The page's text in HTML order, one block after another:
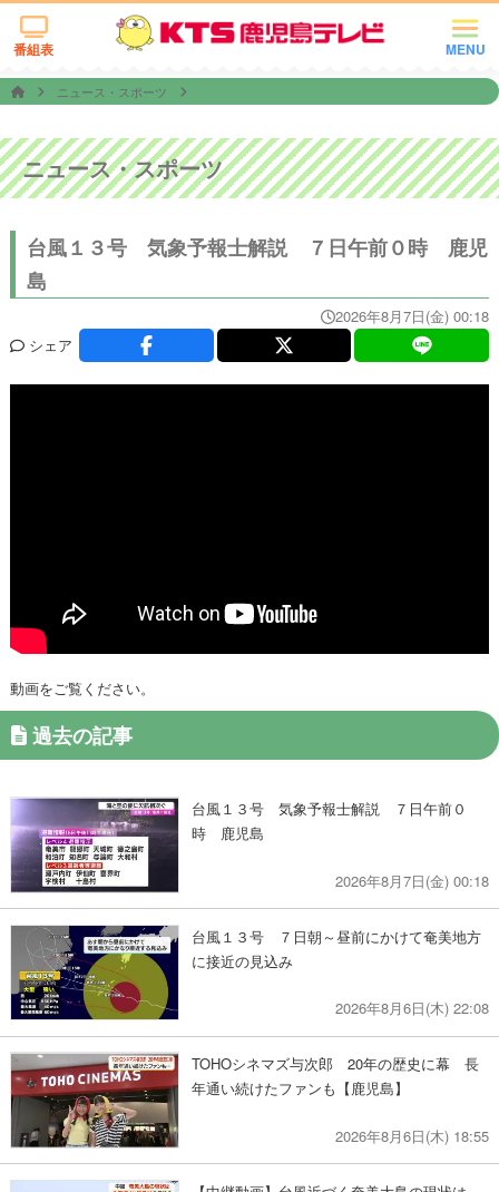
MENU
番組表
ニュース・スポーツ
ニュース・スポーツ
台風１３号 気象予報士解説 ７日午前０時 鹿児
島
2026年8月7日(金) 00:18
シェア
動画をご覧ください。
過去の記事
台風１３号 気象予報士解説 ７日午前０
時 鹿児島
2026年8月7日(金) 00:18
台風１３号 ７日朝～昼前にかけて奄美地方
に接近の見込み
2026年8月6日(木) 22:08
TOHOシネマズ与次郎 20年の歴史に幕 長
年通い続けたファンも【鹿児島】
2026年8月6日(木) 18:55